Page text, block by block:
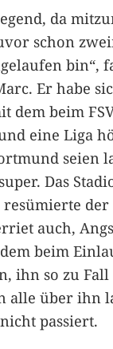
da
schon
bin“,
Er habe
dem beim
eine Liga
seien
Das
resümierte
auch,
beim
ihn so zu
alle über ihn
passiert.